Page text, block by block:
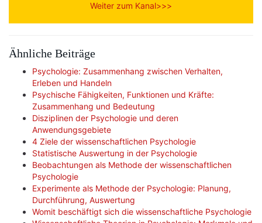
Weiter zum Kanal>>>
Ähnliche Beiträge
Psychologie: Zusammenhang zwischen Verhalten,
Erleben und Handeln
Psychische Fähigkeiten, Funktionen und Kräfte:
Zusammenhang und Bedeutung
Disziplinen der Psychologie und deren
Anwendungsgebiete
4 Ziele der wissenschaftlichen Psychologie
Statistische Auswertung in der Psychologie
Beobachtungen als Methode der wissenschaftlichen
Psychologie
Experimente als Methode der Psychologie: Planung,
Durchführung, Auswertung
Womit beschäftigt sich die wissenschaftliche Psychologie